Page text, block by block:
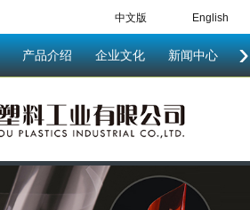
English
中文版
产品介绍 企业文化 新闻中心 ›